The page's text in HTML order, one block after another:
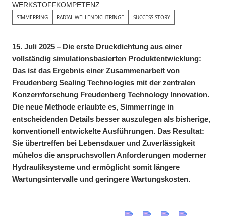
WERKSTOFFKOMPETENZ
SIMMERRING RADIAL-WELLENDICHTRINGE SUCCESS STORY
15. Juli 2025 – Die erste Druckdichtung aus einer
vollständig simulationsbasierten Produktentwicklung:
Das ist das Ergebnis einer Zusammenarbeit von
Freudenberg Sealing Technologies mit der zentralen
Konzernforschung Freudenberg Technology Innovation.
Die neue Methode erlaubte es, Simmerringe in
entscheidenden Details besser auszulegen als bisherige,
konventionell entwickelte Ausführungen. Das Resultat:
Sie übertreffen bei Lebensdauer und Zuverlässigkeit
mühelos die anspruchsvollen Anforderungen moderner
Hydrauliksysteme und ermöglicht somit längere
Wartungsintervalle und geringere Wartungskosten.